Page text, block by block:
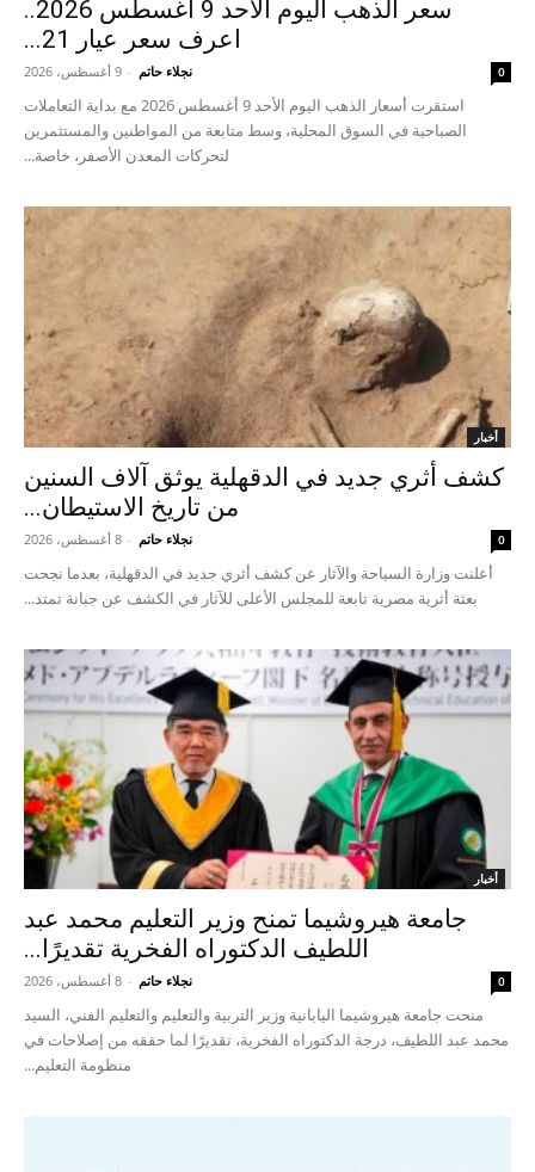
سعر الذهب اليوم الأحد 9 أغسطس 2026..
اعرف سعر عيار 21...
نجلاء حاتم - 9 أغسطس، 2026 0
استقرت أسعار الذهب اليوم الأحد 9 أغسطس 2026 مع بداية التعاملات
الصباحية في السوق المحلية، وسط متابعة من المواطنين والمستثمرين
لتحركات المعدن الأصفر، خاصة...
أخبار
كشف أثري جديد في الدقهلية يوثق آلاف السنين
من تاريخ الاستيطان...
نجلاء حاتم - 8 أغسطس، 2026 0
أعلنت وزارة السياحة والآثار عن كشف أثري جديد في الدقهلية، بعدما نجحت
بعثة أثرية مصرية تابعة للمجلس الأعلى للآثار في الكشف عن جبانة تمتد...
أخبار
جامعة هيروشيما تمنح وزير التعليم محمد عبد
اللطيف الدكتوراه الفخرية تقديرًا...
نجلاء حاتم - 8 أغسطس، 2026 0
منحت جامعة هيروشيما اليابانية وزير التربية والتعليم والتعليم الفني، السيد
محمد عبد اللطيف، درجة الدكتوراه الفخرية، تقديرًا لما حققه من إصلاحات في
منظومة التعليم...